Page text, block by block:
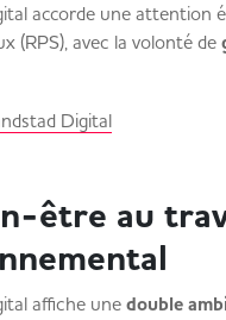
accorde une attention
(RPS), avec la volonté de
Digital
être au
affiche une double